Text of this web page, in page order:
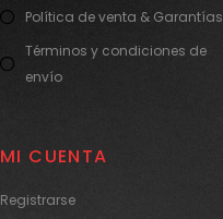
Política de venta & Garantías
Términos y condiciones de
envío
MI CUENTA
Registrarse